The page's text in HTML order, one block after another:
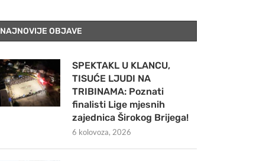
NAJNOVIJE OBJAVE
SPEKTAKL U KLANCU,
TISUĆE LJUDI NA
TRIBINAMA: Poznati
finalisti Lige mjesnih
zajednica Širokog Brijega!
6 kolovoza, 2026